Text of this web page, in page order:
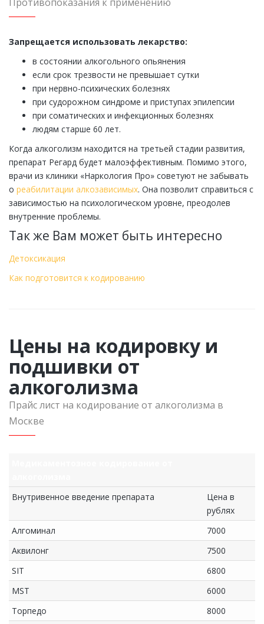
Запрещается использовать лекарство:
в состоянии алкогольного опьянения
если срок трезвости не превышает сутки
при нервно-психических болезнях
при судорожном синдроме и приступах эпилепсии
при соматических и инфекционных болезнях
людям старше 60 лет.
Когда алкоголизм находится на третьей стадии развития,
препарат Регард будет малоэффективным. Помимо этого,
врачи из клиники «Наркология Про» советуют не забывать
о реабилитации алкозависимых. Она позволит справиться с
зависимостью на психологическом уровне, преодолев
внутренние проблемы.
Так же Вам может быть интересно
Детоксикация
Как подготовится к кодированию
Цены на кодировку и
подшивки от
алкоголизма
Прайс лист на кодирование от алкоголизма в
Москве
Внутривенное введение препарата
Цена в
рублях
Алгоминал
7000
Аквилонг
7500
SIT
6800
MST
6000
Торпедо
8000